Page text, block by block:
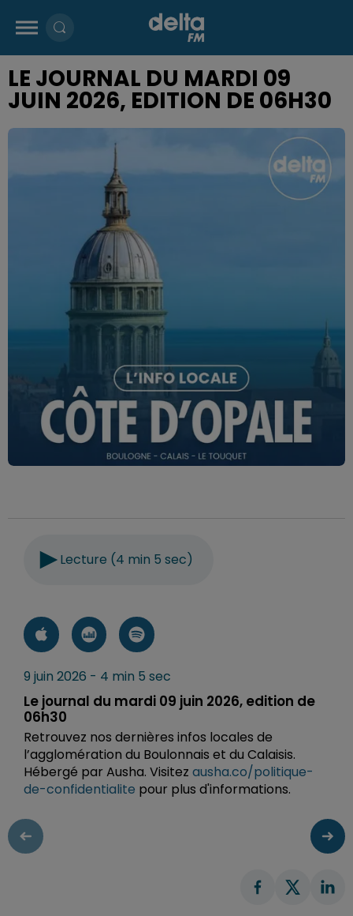
LE JOURNAL DU MARDI 09
JUIN 2026, EDITION DE 06H30
Lecture (4 min 5 sec)
9 juin 2026 - 4 min 5 sec
Le journal du mardi 09 juin 2026, edition de
06h30
Retrouvez nos dernières infos locales de
l’agglomération du Boulonnais et du Calaisis.
Hébergé par Ausha. Visitez ausha.co/politique-
de-confidentialite pour plus d'informations.